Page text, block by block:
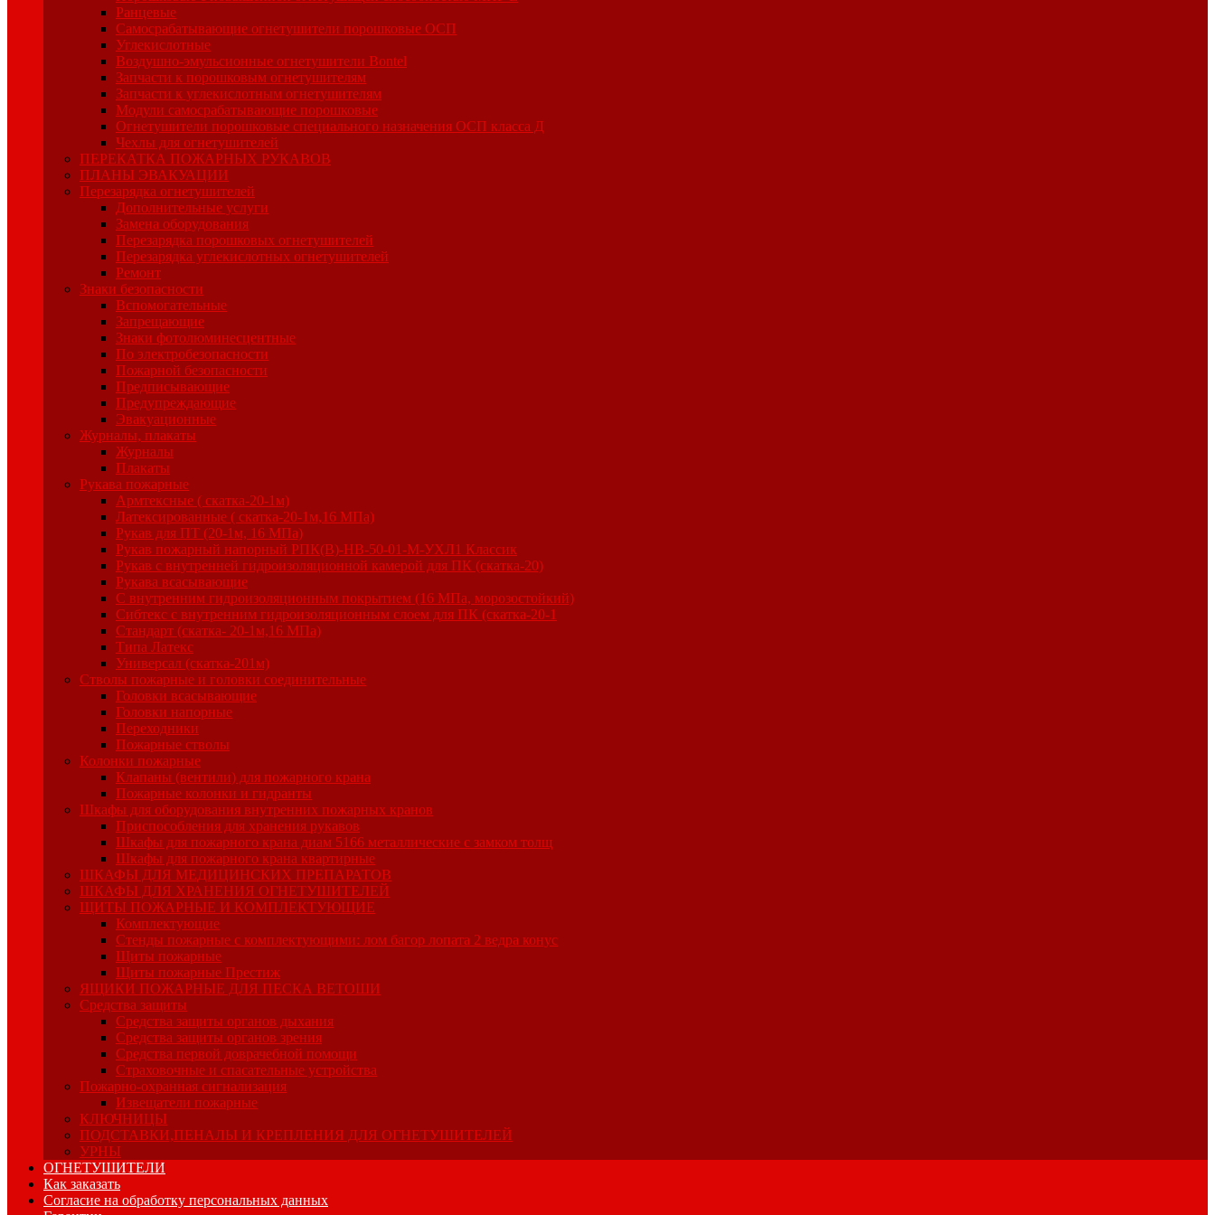
Ранцевые
Самосрабатывающие огнетушители порошковые ОСП
Углекислотные
Воздушно-эмульсионные огнетушители Bontel
Запчасти к порошковым огнетушителям
Запчасти к углекислотным огнетушителям
Модули самосрабатывающие порошковые
Огнетушители порошковые специального назначения ОСП класса Д
Чехлы для огнетушителей
ПЕРЕКАТКА ПОЖАРНЫХ РУКАВОВ
ПЛАНЫ ЭВАКУАЦИИ
Перезарядка огнетушителей
Дополнительные услуги
Замена оборудования
Перезарядка порошковых огнетушителей
Перезарядка углекислотных огнетушителей
Ремонт
Знаки безопасности
Вспомогательные
Запрещающие
Знаки фотолюминесцентные
По электробезопасности
Пожарной безопасности
Предписывающие
Предупреждающие
Эвакуационные
Журналы, плакаты
Журналы
Плакаты
Рукава пожарные
Армтексные ( скатка-20-1м)
Латексированные ( скатка-20-1м,16 МПа)
Рукав для ПТ (20-1м, 16 МПа)
Рукав пожарный напорный РПК(В)-НВ-50-01-М-УХЛ1 Классик
Рукав с внутренней гидроизоляционной камерой для ПК (скатка-20)
Рукава всасывающие
С внутренним гидроизоляционным покрытием (16 МПа, морозостойкий)
Сибтекс с внутренним гидроизоляционным слоем для ПК (скатка-20-1
Стандарт (скатка- 20-1м,16 МПа)
Типа Латекс
Универсал (скатка-201м)
Стволы пожарные и головки соединительные
Головки всасывающие
Головки напорные
Переходники
Пожарные стволы
Колонки пожарные
Клапаны (вентили) для пожарного крана
Пожарные колонки и гидранты
Шкафы для оборудования внутренних пожарных кранов
Приспособления для хранения рукавов
Шкафы для пожарного крана диам 5166 металлические с замком толщ
Шкафы для пожарного крана квартирные
ШКАФЫ ДЛЯ МЕДИЦИНСКИХ ПРЕПАРАТОВ
ШКАФЫ ДЛЯ ХРАНЕНИЯ ОГНЕТУШИТЕЛЕЙ
ЩИТЫ ПОЖАРНЫЕ И КОМПЛЕКТУЮЩИЕ
Комплектующие
Стенды пожарные с комплектующими: лом багор лопата 2 ведра конус
Щиты пожарные
Щиты пожарные Престиж
ЯЩИКИ ПОЖАРНЫЕ ДЛЯ ПЕСКА ВЕТОШИ
Средства защиты
Средства защиты органов дыхания
Средства защиты органов зрения
Средства первой доврачебной помощи
Страховочные и спасательные устройства
Пожарно-охранная сигнализация
Извещатели пожарные
КЛЮЧНИЦЫ
ПОДСТАВКИ,ПЕНАЛЫ И КРЕПЛЕНИЯ ДЛЯ ОГНЕТУШИТЕЛЕЙ
УРНЫ
ОГНЕТУШИТЕЛИ
Как заказать
Согласие на обработку персональных данных